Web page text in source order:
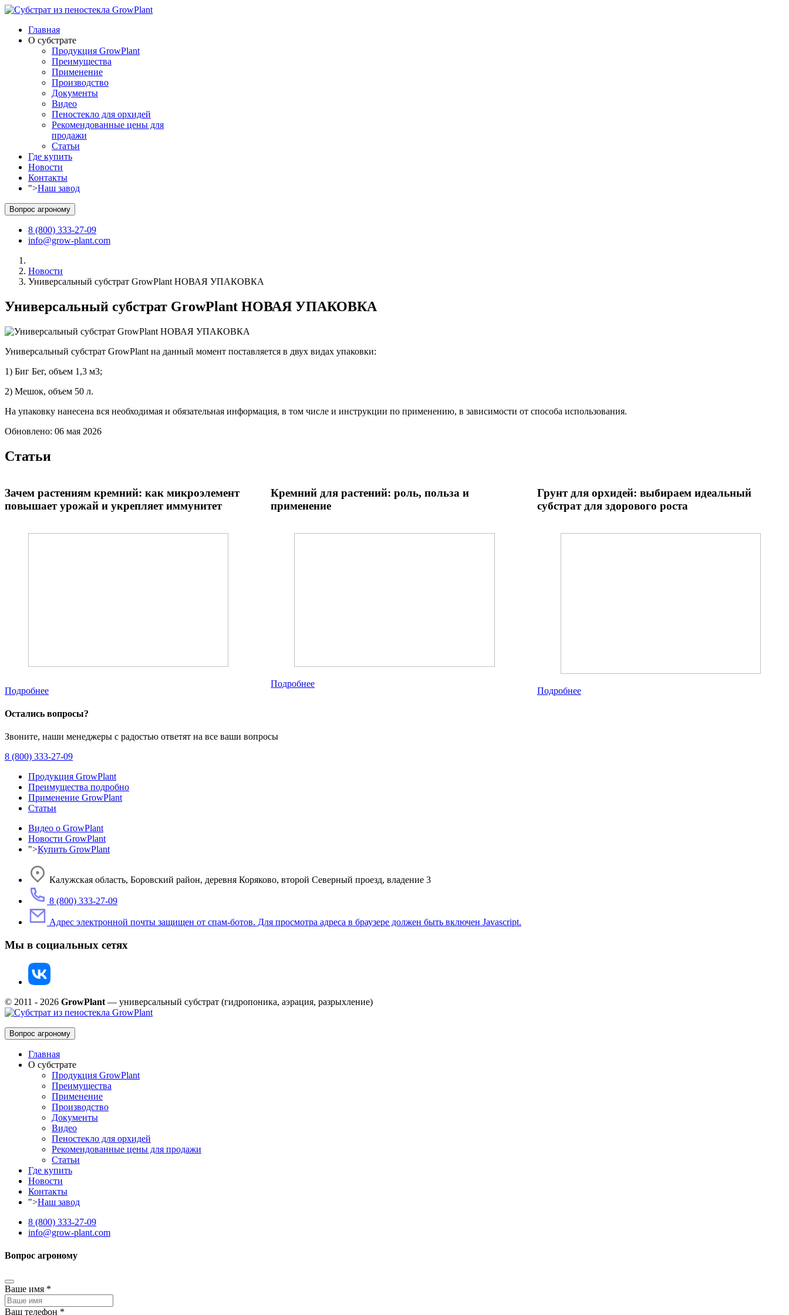
Главная
О субстрате
Продукция GrowPlant
Преимущества
Применение
Производство
Документы
Видео
Пеностекло для орхидей
Рекомендованные цены для
продажи
Статьи
Где купить
Новости
Контакты
">Наш завод
Вопрос агроному
8 (800) 333-27-09
info@grow-plant.com
Новости
Универсальный субстрат GrowPlant НОВАЯ УПАКОВКА
Универсальный субстрат GrowPlant НОВАЯ УПАКОВКА
Универсальный субстрат GrowPlant на данный момент поставляется в двух видах упаковки:
1) Биг Бег, объем 1,3 м3;
2) Мешок, объем 50 л.
На упаковку нанесена вся необходимая и обязательная информация, в том числе и инструкции по применению, в зависимости от способа использования.
Обновлено: 06 мая 2026
Статьи
Зачем растениям кремний: как микроэлемент
повышает урожай и укрепляет иммунитет
Подробнее
Кремний для растений: роль, польза и
применение
Подробнее
Грунт для орхидей: выбираем идеальный
субстрат для здорового роста
Подробнее
Остались вопросы?
Звоните, наши менеджеры с радостью ответят на все ваши вопросы
8 (800) 333-27-09
Продукция GrowPlant
Преимущества подробно
Применение GrowPlant
Статьи
Видео о GrowPlant
Новости GrowPlant
">Купить GrowPlant
Калужская область, Боровский район, деревня Коряково, второй Северный проезд, владение 3
8 (800) 333-27-09
Адрес электронной почты защищен от спам-ботов. Для просмотра адреса в браузере должен быть включен Javascript.
Мы в социальных сетях
© 2011 - 2026 GrowPlant — универсальный субстрат (гидропоника, аэрация, разрыхление)
Вопрос агроному
Главная
О субстрате
Продукция GrowPlant
Преимущества
Применение
Производство
Документы
Видео
Пеностекло для орхидей
Рекомендованные цены для продажи
Статьи
Где купить
Новости
Контакты
">Наш завод
8 (800) 333-27-09
info@grow-plant.com
Вопрос агроному
Ваше имя *
Ваш телефон *